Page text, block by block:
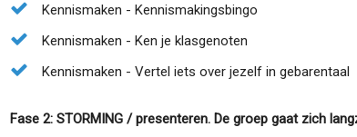
Kennismaken - Kennismakingsbingo
Kennismaken - Ken je klasgenoten
Kennismaken - Vertel iets over jezelf in gebarentaal
Fase 2: STORMING / presenteren. De groep gaat zich